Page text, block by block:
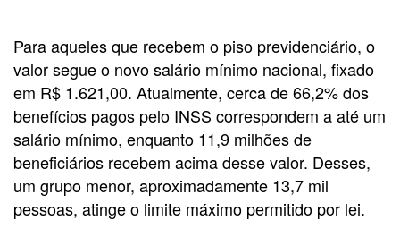
Para aqueles que recebem o piso previdenciário, o
valor segue o novo salário mínimo nacional, fixado
em R$ 1.621,00. Atualmente, cerca de 66,2% dos
benefícios pagos pelo INSS correspondem a até um
salário mínimo, enquanto 11,9 milhões de
beneficiários recebem acima desse valor. Desses,
um grupo menor, aproximadamente 13,7 mil
pessoas, atinge o limite máximo permitido por lei.